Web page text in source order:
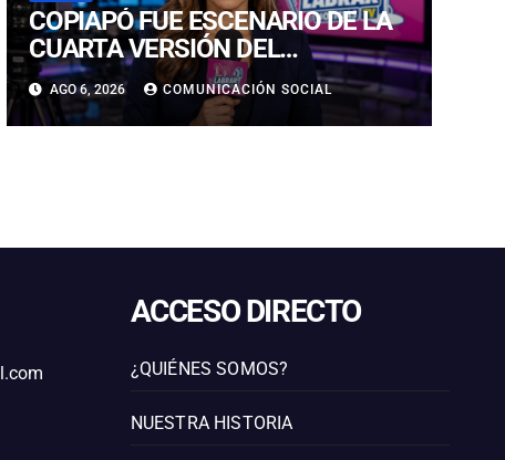
COPIAPÓ FUE ESCENARIO DE LA
CUARTA VERSIÓN DEL
CAMPEONATO REGIONAL DE
BANDAS DE GUERRA
ESTUDIANTILES
AGO 6, 2026 COMUNICACIÓN SOCIAL
ACCESO DIRECTO
¿QUIÉNES SOMOS?
NUESTRA HISTORIA